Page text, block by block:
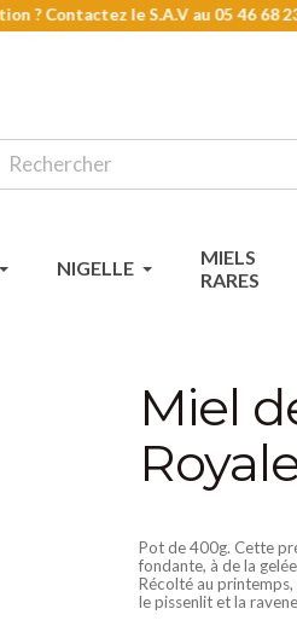
? Contactez le S.A.V au 05 46 68
NIGELLE
MIELS
RARES
Miel
Pot de 400g. Cette
fondante, à de la
Récolté au
le pissenlit et la